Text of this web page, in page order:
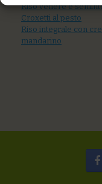
Riso venere e
Croxetti al pesto
Riso integrale con
mandarino